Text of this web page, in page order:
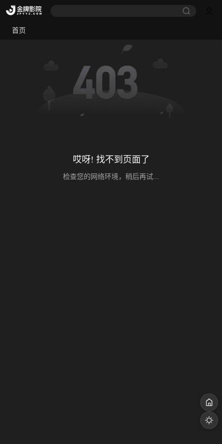
首页
哎呀! 找不到页面了
检查您的网络环境，稍后再试...